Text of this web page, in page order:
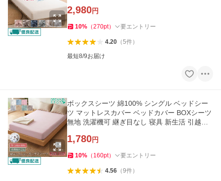
2,980円
10% （270pt） 要エントリー
4.20（5件）
最短8/9お届け
ボックスシーツ 綿100% シングル ベッドシー
ツ マットレスカバー ベッドカバー BOXシーツ
無地 洗濯機可 継ぎ目なし 寝具 新生活 引越し
1,780円
10% （ 160pt） 要エントリー
4.56（9件）